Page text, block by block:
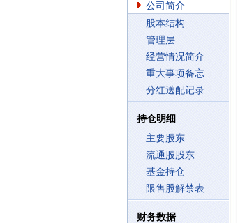
公司简介
股本结构
管理层
经营情况简介
重大事项备忘
分红送配记录
持仓明细
主要股东
流通股股东
基金持仓
限售股解禁表
财务数据